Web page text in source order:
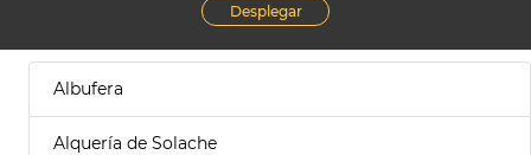
Desplegar
Albufera
Alquería de Solache